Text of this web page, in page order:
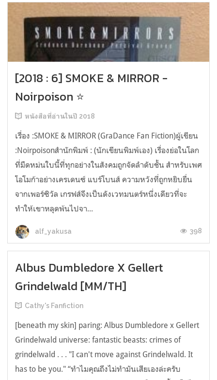
[2018 : 6] SMOKE & MIRROR -
Noirpoison ⭐
หนังสือที่อ่านในปี 2018
เรื่อง :SMOKE & MIRROR (GraDance Fan Fiction)ผู้เขียน
:Noirpoisonสำนักพิมพ์ : (นักเขียนพิมพ์เอง) เรื่องย่อในโลก
ที่มืดหม่นใบนี้ที่ทุกอย่างในสังคมถูกจัดลำดับชั้น สำหรับเพศ
โอโมก้าอย่างเครเดนซ์ แบร์โบนส์ ความหวังที่ถูกหยิบยื่น
จากเพอร์ซิวัล เกรฟส์จึงเป็นดังเวทมนตร์หนึ่งเดียวที่จะ
ทำให้เขาหลุดพ้นไปจา...
alf_yakusa 398
Albus Dumbledore X Gellert
Grindelwald [MM/TH]
Cathy's Fanfiction
[beneath my skin] paring: Albus Dumbledore x Gellert
Grindelwald universe: fantastic beasts: crimes of
grindelwald . . . "I can't move against Grindelwald. It
has to be you." “ทำไมคุณถึงไม่ทำมันเสียเองล่ะครับ